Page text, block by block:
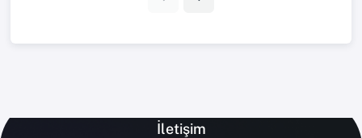
İletişim